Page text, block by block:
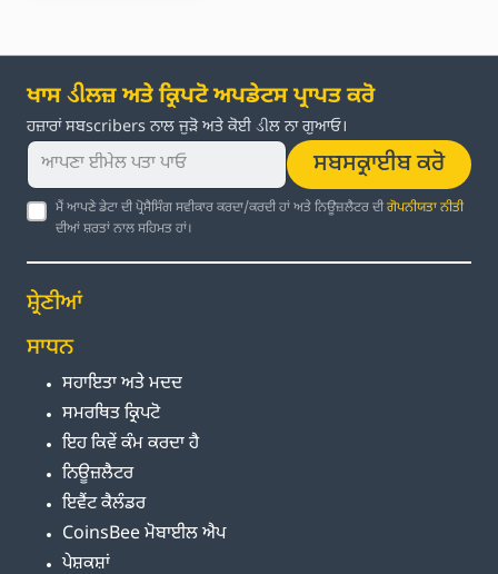
ਖਾਸ ડીਲਜ਼ ਅਤੇ ਕ੍ਰਿਪਟੋ ਅਪਡੇਟਸ ਪ੍ਰਾਪਤ ਕਰੋ
ਹਜ਼ਾਰਾਂ ਸਬscribers ਨਾਲ ਜੁੜੋ ਅਤੇ ਕੋਈ ડીਲ ਨਾ ਗੁਆਓ।
ਸਬਸਕ੍ਰਾਈਬ ਕਰੋ
ਮੈਂ ਆਪਣੇ ਡੇਟਾ ਦੀ ਪ੍ਰੋਸੈਸਿੰਗ ਸਵੀਕਾਰ ਕਰਦਾ/ਕਰਦੀ ਹਾਂ ਅਤੇ ਨਿਊਜ਼ਲੈਟਰ ਦੀਗੋਪਨੀਯਤਾ ਨੀਤੀ
ਦੀਆਂ ਸ਼ਰਤਾਂ ਨਾਲ ਸਹਿਮਤ ਹਾਂ।
ਸ਼੍ਰੇਣੀਆਂ
ਸਾਧਨ
ਸਹਾਇਤਾ ਅਤੇ ਮਦਦ
ਸਮਰਥਿਤ ਕ੍ਰਿਪਟੋ
ਇਹ ਕਿਵੇਂ ਕੰਮ ਕਰਦਾ ਹੈ
ਨਿਊਜ਼ਲੈਟਰ
ਇਵੈਂਟ ਕੈਲੰਡਰ
CoinsBee ਮੋਬਾਈਲ ਐਪ
ਪੇਸ਼ਕਸ਼ਾਂ